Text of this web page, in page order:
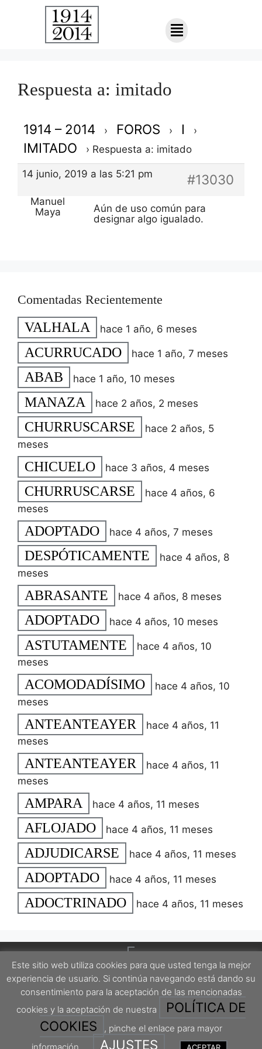
Respuesta a: imitado
1914 – 2014 › FOROS › I ›
IMITADO › Respuesta a: imitado
14 junio, 2019 a las 5:21 pm #13030
Manuel
Maya
Aún de uso común para
designar algo igualado.
Comentadas Recientemente
VALHALA hace 1 año, 6 meses
ACURRUCADO hace 1 año, 7 meses
ABAB hace 1 año, 10 meses
MANAZA hace 2 años, 2 meses
CHURRUSCARSE
hace 2 años, 5
meses
CHICUELO hace 3 años, 4 meses
CHURRUSCARSE
hace 4 años, 6
meses
ADOPTADO hace 4 años, 7 meses
DESPÓTICAMENTE
hace 4 años, 8
meses
ABRASANTE hace 4 años, 8 meses
ADOPTADO hace 4 años, 10 meses
ASTUTAMENTE
hace 4 años, 10
meses
ACOMODADÍSIMO
hace 4 años, 10
meses
ANTEANTEAYER
hace 4 años, 11
meses
ANTEANTEAYER
hace 4 años, 11
meses
AMPARA hace 4 años, 11 meses
AFLOJADO hace 4 años, 11 meses
ADJUDICARSE hace 4 años, 11 meses
ADOPTADO hace 4 años, 11 meses
ADOCTRINADO hace 4 años, 11 meses
Este proyecto está protegido por una licencia Creative Commons Attribution-
ShareAlike 4.0 International License.
Este sitio web utiliza cookies para que usted tenga la mejor
experiencia de usuario. Si continúa navegando está dando su
consentimiento para la aceptación de las mencionadas
cookies y la aceptación de nuestra
POLÍTICA DE
COOKIES
, pinche el enlace para mayor
información.
AJUSTES ACEPTAR